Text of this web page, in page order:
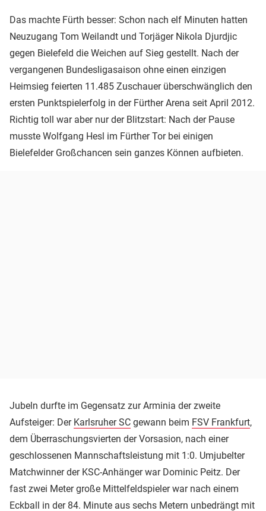
Das machte Fürth besser: Schon nach elf Minuten hatten
Neuzugang Tom Weilandt und Torjäger Nikola Djurdjic
gegen Bielefeld die Weichen auf Sieg gestellt. Nach der
vergangenen Bundesligasaison ohne einen einzigen
Heimsieg feierten 11.485 Zuschauer überschwänglich den
ersten Punktspielerfolg in der Fürther Arena seit April 2012.
Richtig toll war aber nur der Blitzstart: Nach der Pause
musste Wolfgang Hesl im Fürther Tor bei einigen
Bielefelder Großchancen sein ganzes Können aufbieten.
Jubeln durfte im Gegensatz zur Arminia der zweite
Aufsteiger: Der Karlsruher SC gewann beim FSV Frankfurt,
dem Überraschungsvierten der Vorsasion, nach einer
geschlossenen Mannschaftsleistung mit 1:0. Umjubelter
Matchwinner der KSC-Anhänger war Dominic Peitz. Der
fast zwei Meter große Mittelfeldspieler war nach einem
Eckball in der 84. Minute aus sechs Metern unbedrängt mit